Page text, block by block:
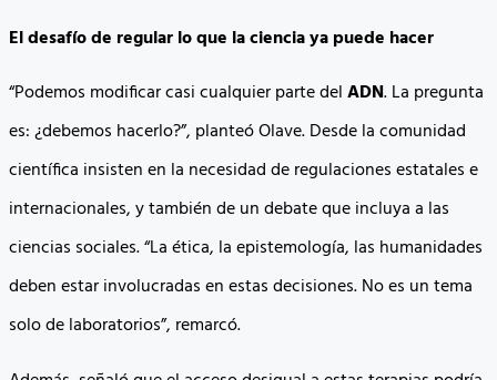
El desafío de regular lo que la ciencia ya puede hacer
“Podemos modificar casi cualquier parte delADN. La pregunta
es: ¿debemos hacerlo?”, planteó Olave. Desde la comunidad
científica insisten en la necesidad de regulaciones estatales e
internacionales, y también de un debate que incluya a las
ciencias sociales. “La ética, la epistemología, las humanidades
deben estar involucradas en estas decisiones. No es un tema
solo de laboratorios”, remarcó.